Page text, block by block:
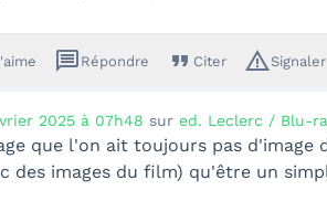
message Répondre format_quote Citer warning_amberSignaler
2025 à 07h48 sur ed. Leclerc / Blu-
que l'on ait toujours pas
des images du film) qu'être un